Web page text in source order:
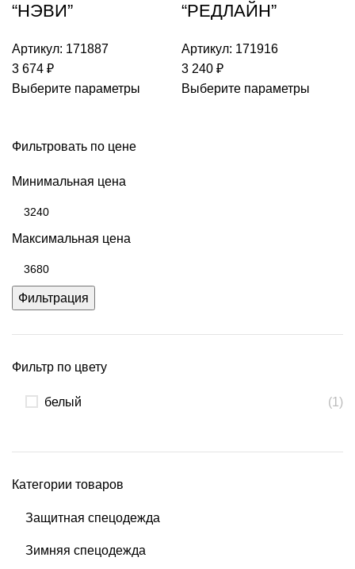
Фильтровать по цене
Минимальная цена
Максимальная цена
Фильтрация
Фильтр по цвету
белый (1)
Категории товаров
Защитная спецодежда
Зимняя спецодежда
“НЭВИ”
Артикул: 171887
3 674 ₽
Выберите параметры
“РЕДЛАЙН”
Артикул: 171916
3 240 ₽
Выберите параметры